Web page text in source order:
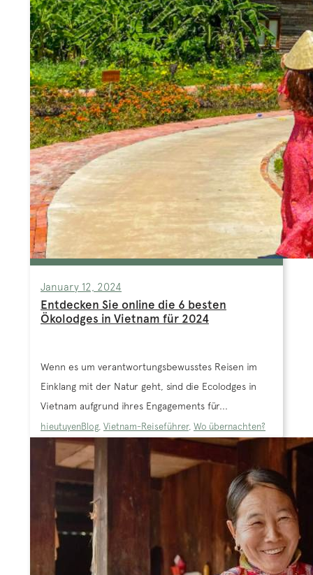
January 12, 2024
Entdecken Sie online die 6 besten
Ökolodges in Vietnam für 2024
Wenn es um verantwortungsbewusstes Reisen im
Einklang mit der Natur geht, sind die Ecolodges in
Vietnam aufgrund ihres Engagements für...
hieutuyenBlog, Vietnam-Reiseführer, Wo übernachten?